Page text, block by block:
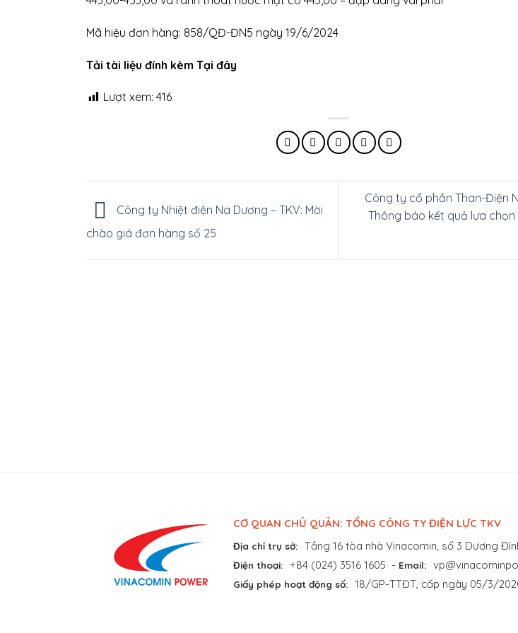
Mã hiệu đơn hàng: 858/QĐ-ĐN5 ngày 19/6/2024
Tải tài liệu đính kèm Tại đây
Lượt xem: 416
Công ty Nhiệt điện Na Dương – TKV: Mời
chào giá đơn hàng số 25
Công ty cổ phần Than-Điện
Thông báo kết quả lựa
CƠ QUAN CHỦ QUẢN: TỔNG CÔNG TY ĐIỆN LỰC TKV
Địa chỉ trụ sở: Tầng 16 tòa nhà Vinacomin, số 3 Dương
Điện thoại: +84 (024) 3516 1605 - Email:
Giấy phép hoạt động số: 18/GP-TTĐT, cấp ngày 05/3/